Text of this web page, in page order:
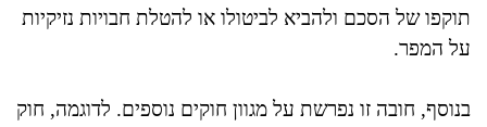
תוקפו של הסכם ולהביא לביטולו או להטלת חבויות נזיקיות
על המפר.
בנוסף, חובה זו נפרשת על מגוון חוקים נוספים. לדוגמה, חוק